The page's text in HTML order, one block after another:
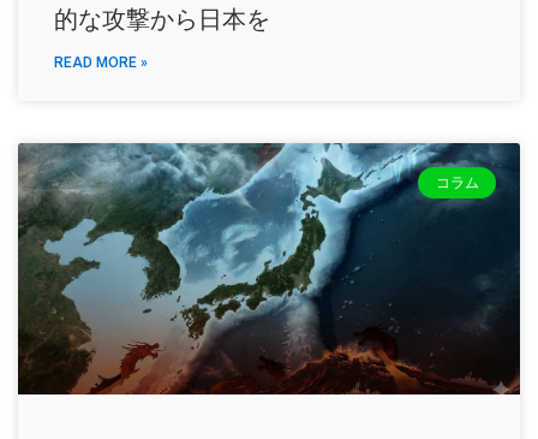
的な攻撃から日本を
READ MORE »
コラム